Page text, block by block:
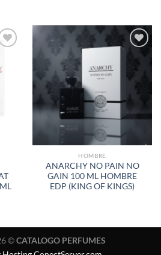
LISTA
HOMBRE
ANARCHY NO PAIN NO
GAIN 100 ML HOMBRE
EDP (KING OF KINGS)
©CATALOGO PERFUMES